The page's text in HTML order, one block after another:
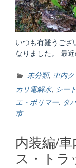
いつも有難うご
なりました。 最
未分類, 車内
カリ電解水, シー
エ・ポリマー, タ
市
内装編/
ス・トラ